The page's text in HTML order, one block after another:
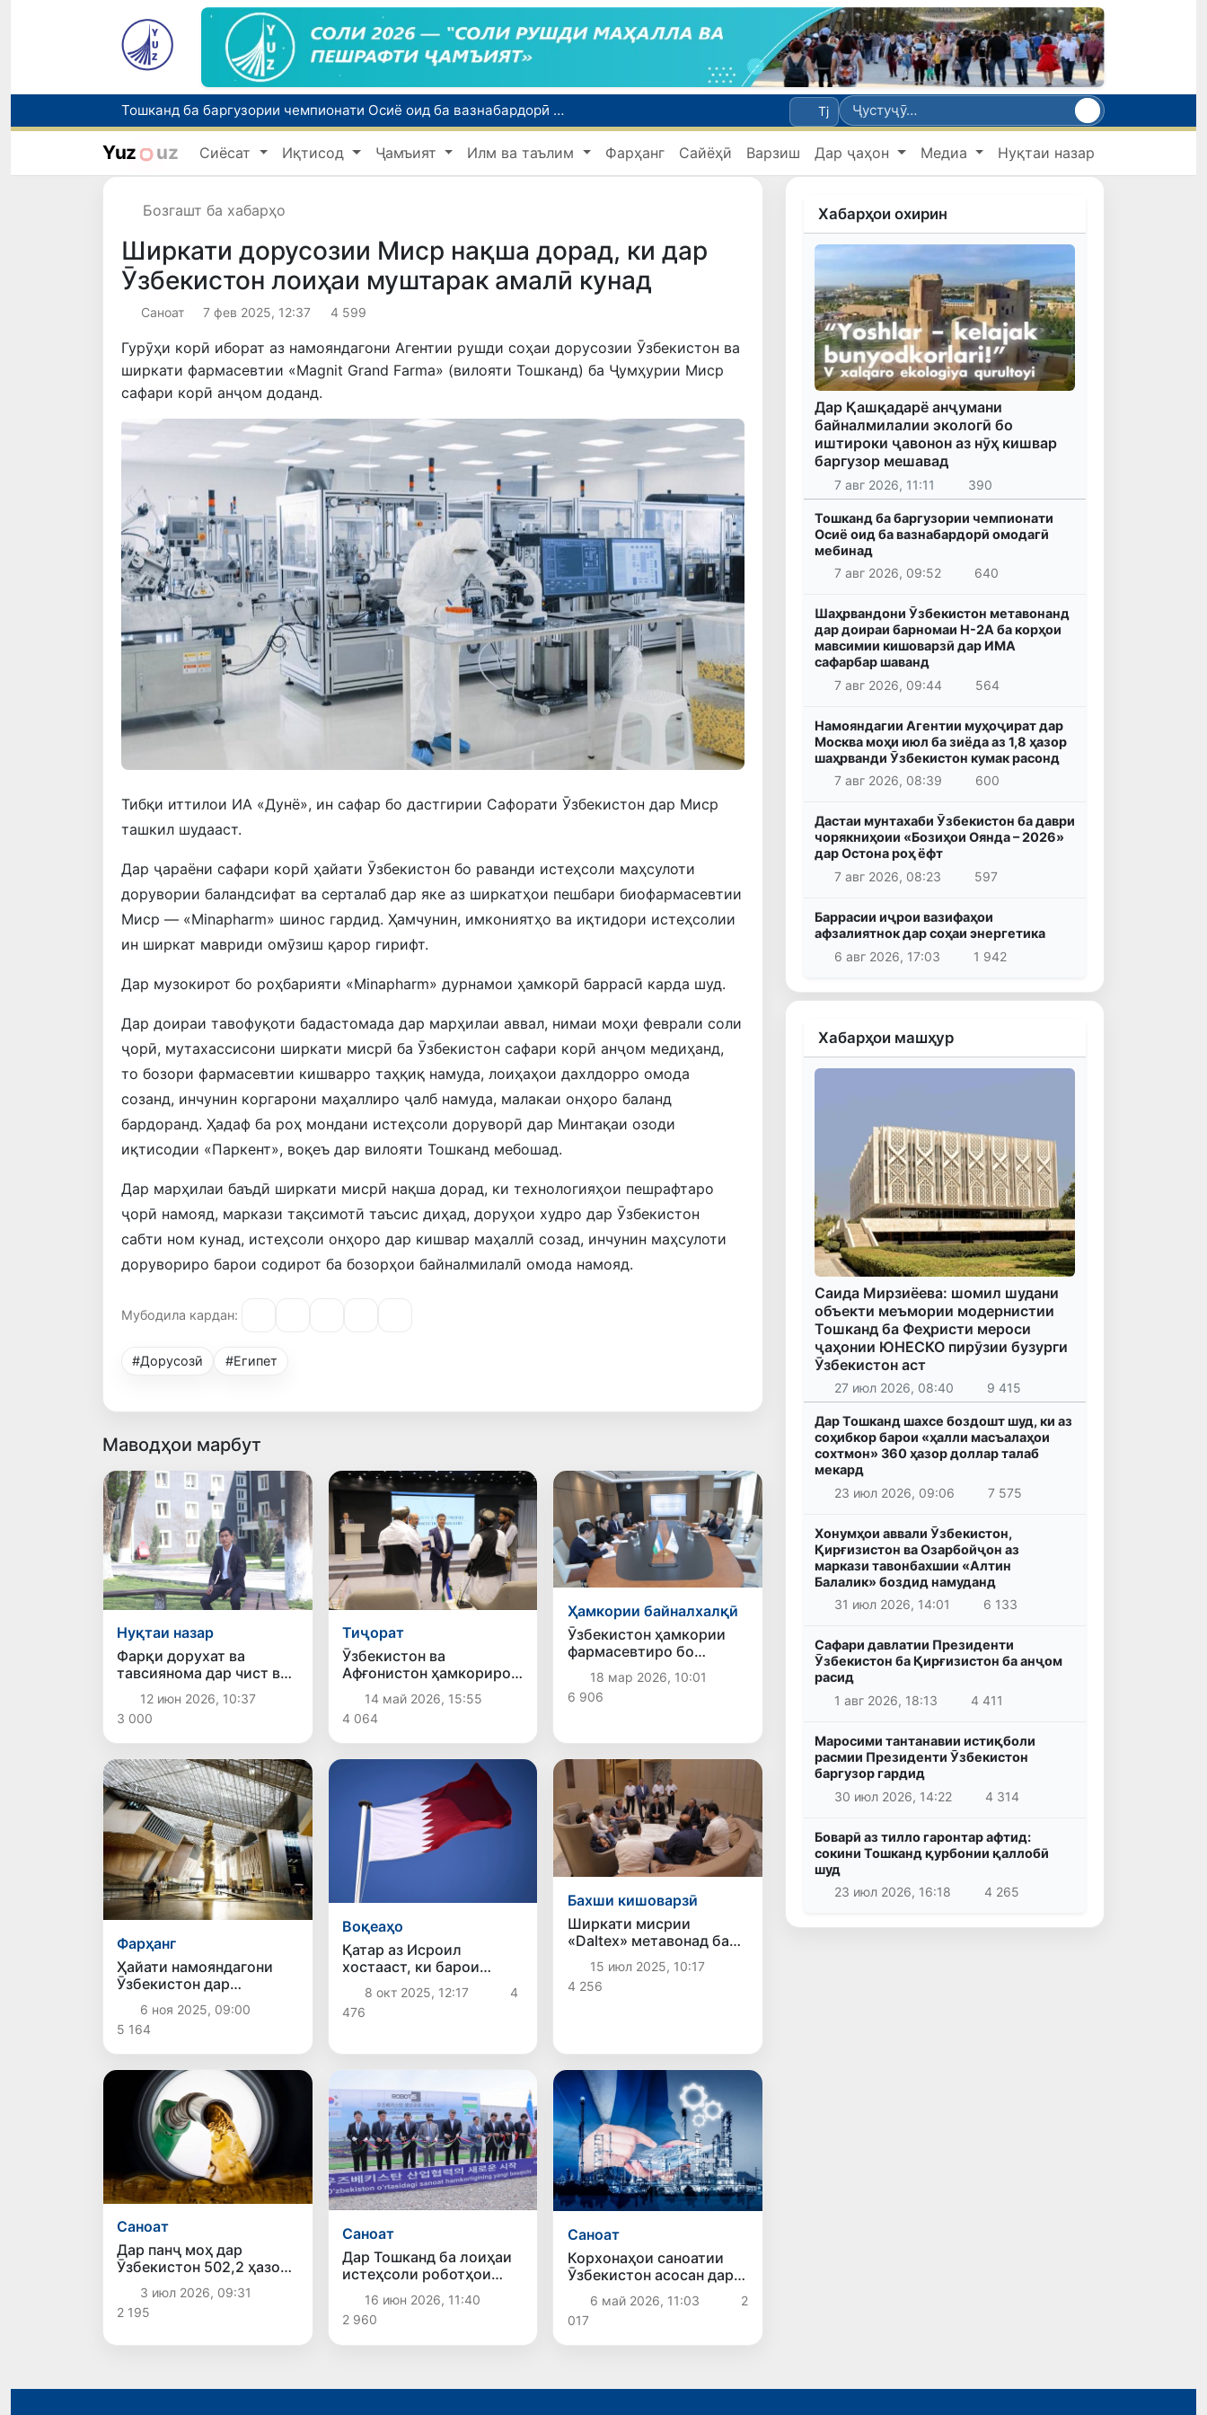
Тошканд ба баргузории чемпионати Осиё оид ба вазнабардорӣ омодагӣ мебинад
Шаҳрвандони Ӯзбекистон метавонанд дар доираи барномаи H-2A ба корҳои мавсимии кишоварзӣ дар ИМА сафарбар шаванд
Намояндагии Агентии муҳоҷират дар Москва моҳи июл ба зиёда аз 1,8 ҳазор шаҳрванди Ӯзбекистон кумак расонд
Tj
Yuz uz Сиёсат Иқтисод Ҷамъият Илм ва таълим Фарҳанг Сайёҳӣ Варзиш Дар ҷаҳон Медиа Нуқтаи назар
Бозгашт ба хабарҳо
Ширкати дорусозии Миср нақша дорад, ки дар
Ӯзбекистон лоиҳаи муштарак амалӣ кунад
Саноат 7 фев 2025, 12:37 4 599
Гурӯҳи корӣ иборат аз намояндагони Агентии рушди соҳаи дорусозии Ӯзбекистон ва
ширкати фармасевтии «Magnit Grand Farma» (вилояти Тошканд) ба Ҷумҳурии Миср
сафари корӣ анҷом доданд.
Тибқи иттилои ИА «Дунё», ин сафар бо дастгирии Сафорати Ӯзбекистон дар Миср
ташкил шудааст.
Дар ҷараёни сафари корӣ ҳайати Ӯзбекистон бо раванди истеҳсоли маҳсулоти
дорувории баландсифат ва серталаб дар яке аз ширкатҳои пешбари биофармасевтии
Миср — «Minapharm» шинос гардид. Ҳамчунин, имкониятҳо ва иқтидори истеҳсолии
ин ширкат мавриди омӯзиш қарор гирифт.
Дар музокирот бо роҳбарияти «Minapharm» дурнамои ҳамкорӣ баррасӣ карда шуд.
Дар доираи тавофуқоти бадастомада дар марҳилаи аввал, нимаи моҳи феврали соли
ҷорӣ, мутахассисони ширкати мисрӣ ба Ӯзбекистон сафари корӣ анҷом медиҳанд,
то бозори фармасевтии кишварро таҳқиқ намуда, лоиҳаҳои дахлдорро омода
созанд, инчунин коргарони маҳаллиро ҷалб намуда, малакаи онҳоро баланд
бардоранд. Ҳадаф ба роҳ мондани истеҳсоли доруворӣ дар Минтақаи озоди
иқтисодии «Паркент», воқеъ дар вилояти Тошканд мебошад.
Дар марҳилаи баъдӣ ширкати мисрӣ нақша дорад, ки технологияҳои пешрафтаро
ҷорӣ намояд, маркази тақсимотӣ таъсис диҳад, доруҳои худро дар Ӯзбекистон
сабти ном кунад, истеҳсоли онҳоро дар кишвар маҳаллӣ созад, инчунин маҳсулоти
дорувориро барои содирот ба бозорҳои байналмилалӣ омода намояд.
Мубодила кардан:
#Дорусозӣ #Египет
Маводҳои марбут
Нуқтаи назар
Фарқи дорухат ва
тавсиянома дар чист ва
фарқ кардани онҳо то чӣ
андоза муҳим аст?
12 июн 2026, 10:37
3 000
Тиҷорат
Ӯзбекистон ва
Афғонистон ҳамкориро
дар соҳаи фарматсевтӣ
ба сатҳи нав мебароранд
14 май 2026, 15:55
4 064
Ҳамкории байналхалқӣ
Ӯзбекистон ҳамкории
фармасевтиро бо
ширкати ҷопонии MITSUI
& Co., LTD густариш
медиҳад
18 мар 2026, 10:01
6 906
Фарҳанг
Ҳайати намояндагони
Ӯзбекистон дар
маросими ифтитоҳи
Осорхонаи бузурги Миср
иштирок намуд
6 ноя 2025, 09:00
5 164
Воқеаҳо
Қатар аз Исроил
хостааст, ки барои
барқарории сулҳ дар
Ғазза кафолати хаттӣ
диҳад
8 окт 2025, 12:17
4
476
Бахши кишоварзӣ
Ширкати мисрии
«Daltex» метавонад ба
рушди картошкапарварӣ
дар Ӯзбекистон
мусоидат кунад
15 июл 2025, 10:17
4 256
Саноат
Дар панҷ моҳ дар
Ӯзбекистон 502,2 ҳазор
тонна бензин истеҳсол
шудааст
3 июл 2026, 09:31
2 195
Саноат
Дар Тошканд ба лоиҳаи
истеҳсоли роботҳои
инсонмонанд ва ҷузъҳои
онҳо аз ҷониби ширкати
ROBOTIS оғоз ёфт
16 июн 2026, 11:40
2 960
Саноат
Корхонаҳои саноатии
Ӯзбекистон асосан дар
кадом самтҳо фаъолият
мекунанд?
6 май 2026, 11:03
2
017
Хабарҳои охирин
Дар Қашқадарё анҷумани
байналмилалии экологӣ бо
иштироки ҷавонон аз нӯҳ кишвар
баргузор мешавад
7 авг 2026, 11:11 390
Тошканд ба баргузории чемпионати
Осиё оид ба вазнабардорӣ омодагӣ
мебинад
7 авг 2026, 09:52
640
Шаҳрвандони Ӯзбекистон метавонанд
дар доираи барномаи H-2A ба корҳои
мавсимии кишоварзӣ дар ИМА
сафарбар шаванд
7 авг 2026, 09:44
564
Намояндагии Агентии муҳоҷират дар
Москва моҳи июл ба зиёда аз 1,8 ҳазор
шаҳрванди Ӯзбекистон кумак расонд
7 авг 2026, 08:39
600
Дастаи мунтахаби Ӯзбекистон ба даври
чорякниҳоии «Бозиҳои Оянда – 2026»
дар Остона роҳ ёфт
7 авг 2026, 08:23
597
Баррасии иҷрои вазифаҳои
афзалиятнок дар соҳаи энергетика
6 авг 2026, 17:03
1 942
Хабарҳои машҳур
Саида Мирзиёева: шомил шудани
объекти меъмории модернистии
Тошканд ба Феҳристи мероси
ҷаҳонии ЮНЕСКО пирӯзии бузурги
Ӯзбекистон аст
27 июл 2026, 08:40 9 415
Дар Тошканд шахсе боздошт шуд, ки аз
соҳибкор барои «ҳалли масъалаҳои
сохтмон» 360 ҳазор доллар талаб
мекард
23 июл 2026, 09:06
7 575
Хонумҳои аввали Ӯзбекистон,
Қирғизистон ва Озарбойҷон аз
маркази тавонбахшии «Алтин
Балалик» боздид намуданд
31 июл 2026, 14:01
6 133
Сафари давлатии Президенти
Ӯзбекистон ба Қирғизистон ба анҷом
расид
1 авг 2026, 18:13
4 411
Маросими тантанавии истиқболи
расмии Президенти Ӯзбекистон
баргузор гардид
30 июл 2026, 14:22
4 314
Боварӣ аз тилло гаронтар афтид:
сокини Тошканд қурбонии қаллобӣ
шуд
23 июл 2026, 16:18
4 265